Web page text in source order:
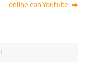
online con Youtube